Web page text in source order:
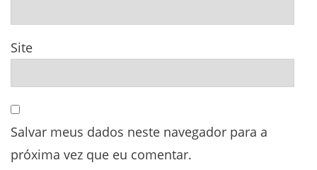
Site
Salvar meus dados neste navegador para a
próxima vez que eu comentar.